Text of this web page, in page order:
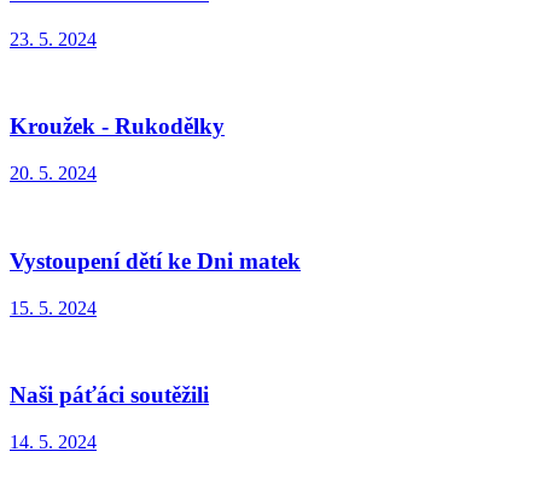
23. 5. 2024
Kroužek - Rukodělky
20. 5. 2024
Vystoupení dětí ke Dni matek
15. 5. 2024
Naši páťáci soutěžili
14. 5. 2024